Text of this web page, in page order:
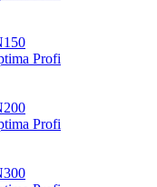
Profi
Profi